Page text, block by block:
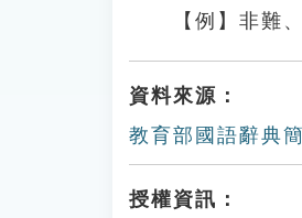
【例】非難
資料來源：
教育部國語辭典
授權資訊：